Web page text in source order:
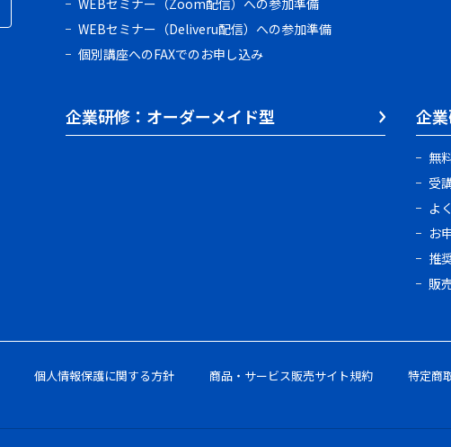
WEBセミナー（Zoom配信）への参加準備
WEBセミナー（Deliveru配信）への参加準備
個別講座へのFAXでのお申し込み
企業研修：オーダーメイド型 企
無
受
よ
お
推
販
個人情報保護に関する方針 商品・サービス販売サイト規約 特定商